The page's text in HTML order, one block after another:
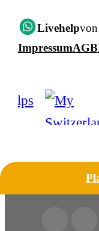
Livehelp
ImpressumAGB